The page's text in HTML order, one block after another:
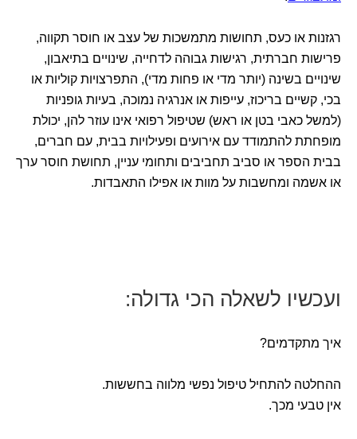
רגזנות או כעס, תחושות מתמשכות של עצב או חוסר תקווה,
פרישות חברתית, רגישות גבוהה לדחייה, שינויים בתיאבון,
שינויים בשינה (יותר מדי או פחות מדי), התפרצויות קוליות או
בכי, קשיים בריכוז, עייפות או אנרגיה נמוכה, בעיות גופניות
(למשל כאבי בטן או ראש) שטיפול רפואי אינו עוזר להן, יכולת
מופחתת להתמודד עם אירועים ופעילויות בבית, עם חברים,
בבית הספר או סביב תחביבים ותחומי עניין, תחושת חוסר ערך
או אשמה ומחשבות על מוות או אפילו התאבדות.
ועכשיו לשאלה הכי גדולה:
איך מתקדמים?
ההחלטה להתחיל טיפול נפשי מלווה בחששות.
אין טבעי מכך.